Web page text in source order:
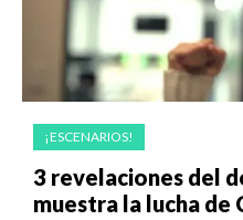
¡ESCENARIOS!
3 revelaciones del
muestra la lucha de